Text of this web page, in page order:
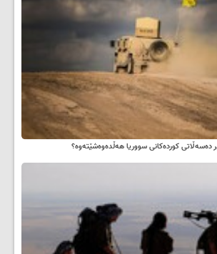
دەسەڵاتی کوردەکانی سووریا هەڵدەوەشێتەوە؟